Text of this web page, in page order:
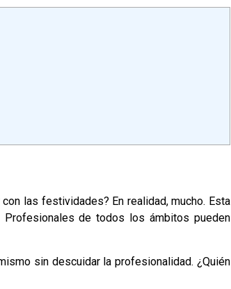
las festividades? En realidad, mucho. Esta
de todos los ámbitos pueden
sin descuidar la profesionalidad. ¿Quién